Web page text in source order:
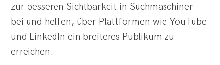
zur besseren Sichtbarkeit in Suchmaschinen
bei und helfen, über Plattformen wie YouTube
und LinkedIn ein breiteres Publikum zu
erreichen.